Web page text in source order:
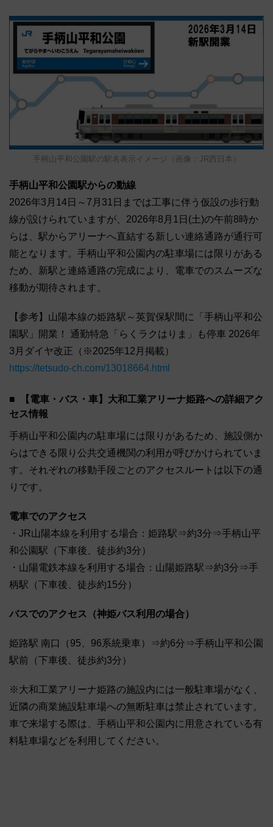
手柄山平和公園駅の駅名表示イメージ（画像：JR西日本）
手柄山平和公園駅からの動線
2026年3月14日～7月31日までは工事に伴う仮設の歩行動
線が設けられていますが、2026年8月1日(土)の午前8時か
らは、駅からアリーナへ直結する新しい連絡通路が通行可
能となります。手柄山平和公園内の駐車場には限りがある
ため、新駅と連絡通路の完成により、電車でのスムーズな
移動が期待されます。
【参考】山陽本線の姫路駅～英賀保駅間に「手柄山平和公
園駅」開業！ 通勤特急「らくラクはりま」も停車 2026年
3月ダイヤ改正（※2025年12月掲載）
https://tetsudo-ch.com/13018664.html
【電車・バス・車】大和工業アリーナ姫路への詳細アク
セス情報
手柄山平和公園内の駐車場には限りがあるため、施設側か
らはできる限り公共交通機関の利用が呼びかけられていま
す。それぞれの移動手段ごとのアクセスルートは以下の通
りです。
電車でのアクセス
・JR山陽本線を利用する場合：姫路駅⇒約3分⇒手柄山平
和公園駅（下車後、徒歩約3分）
・山陽電鉄本線を利用する場合：山陽姫路駅⇒約3分⇒手
柄駅（下車後、徒歩約15分）
バスでのアクセス（神姫バス利用の場合）
姫路駅 南口（95、96系統乗車）⇒約6分⇒手柄山平和公園
駅前（下車後、徒歩約3分）
※大和工業アリーナ姫路の施設内には一般駐車場がなく、
近隣の商業施設駐車場への無断駐車は禁止されています。
車で来場する際は、手柄山平和公園内に用意されている有
料駐車場などを利用してください。